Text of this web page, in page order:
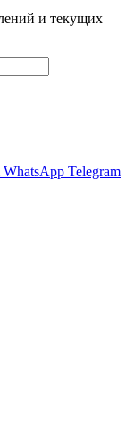
и текущих
WhatsApp Telegram